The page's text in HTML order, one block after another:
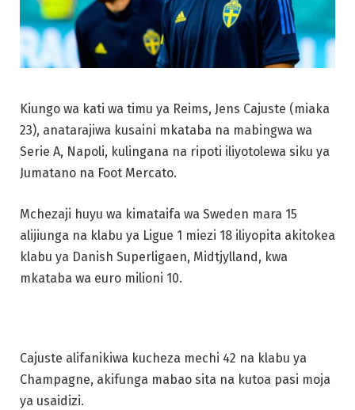
Kiungo wa kati wa timu ya Reims, Jens Cajuste (miaka
23), anatarajiwa kusaini mkataba na mabingwa wa
Serie A, Napoli, kulingana na ripoti iliyotolewa siku ya
Jumatano na Foot Mercato.
Mchezaji huyu wa kimataifa wa Sweden mara 15
alijiunga na klabu ya Ligue 1 miezi 18 iliyopita akitokea
klabu ya Danish Superligaen, Midtjylland, kwa
mkataba wa euro milioni 10.
Cajuste alifanikiwa kucheza mechi 42 na klabu ya
Champagne, akifunga mabao sita na kutoa pasi moja
ya usaidizi.